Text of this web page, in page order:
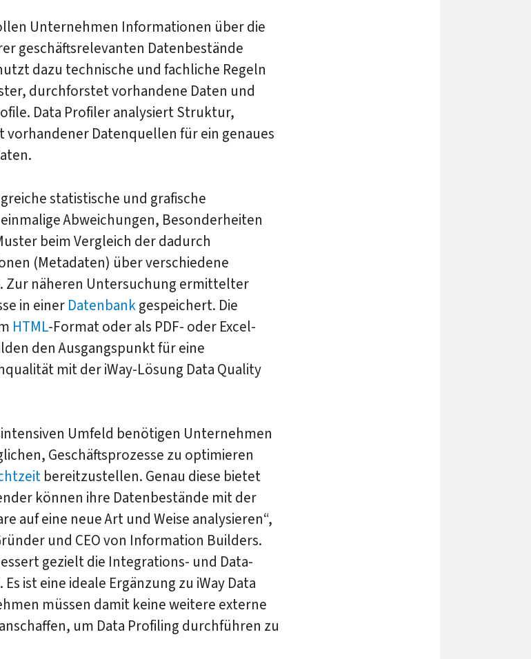
Unternehmen Informationen über die
geschäftsrelevanten Datenbestände
dazu technische und fachliche Regeln
durchforstet vorhandene Daten und
Data Profiler analysiert Struktur,
vorhandener Datenquellen für ein genaues
statistische und grafische
Abweichungen, Besonderheiten
beim Vergleich der dadurch
(Metadaten) über verschiedene
Zur näheren Untersuchung ermittelter
in einer Datenbankgespeichert. Die
HTML-Format oder als PDF- oder Excel-
den Ausgangspunkt für eine
mit der iWay-Lösung Data Quality
Umfeld benötigen Unternehmen
Geschäftsprozesse zu optimieren
bereitzustellen. Genau diese bietet
können ihre Datenbestände mit der
auf eine neue Art und Weise analysieren“,
und CEO von Information Builders.
gezielt die Integrations- und Data-
ist eine ideale Ergänzung zu iWay Data
müssen damit keine weitere externe
um Data Profiling durchführen zu